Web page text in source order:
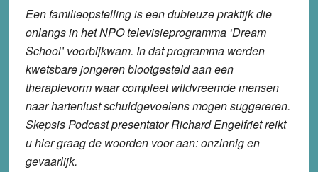
Een familieopstelling is een dubieuze praktijk die
onlangs in het NPO televisieprogramma ‘Dream
School’ voorbijkwam. In dat programma werden
kwetsbare jongeren blootgesteld aan een
therapievorm waar compleet wildvreemde mensen
naar hartenlust schuldgevoelens mogen suggereren.
Skepsis Podcast presentator Richard Engelfriet reikt
u hier graag de woorden voor aan: onzinnig en
gevaarlijk.